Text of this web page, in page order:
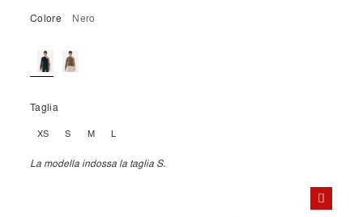
Colore nero
Taglia
XS S M L
La modella indossa la taglia S.